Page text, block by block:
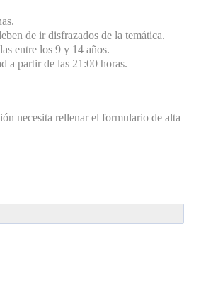
de ir disfrazados de la temática.
entre los 9 y 14 años.
a partir de las 21:00 horas.
necesita rellenar el formulario de alta